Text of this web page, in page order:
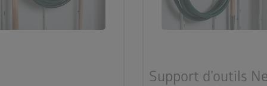
Support d’outils